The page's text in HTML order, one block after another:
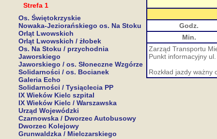
Strefa 1
Os. Świętokrzyskie
Nowaka-Jeziorańskiego os. Na Stoku
Orląt Lwowskich
Orląt Lwowskich / żłobek
Os. Na Stoku / przychodnia
Jaworskiego
Jaworskiego / os. Słoneczne Wzgórze
Solidarności / os. Bocianek
Galeria Echo
Solidarności / Tysiąclecia PP
IX Wieków Kielc szpital
IX Wieków Kielc / Warszawska
Urząd Wojewódzki
Czarnowska / Dworzec Autobusowy
Dworzec Kolejowy
Grunwaldzka / Mielczarskiego
Godz.
Min.
Zarząd Transportu
Punkt informacyjny
Rozkład jazdy ważny